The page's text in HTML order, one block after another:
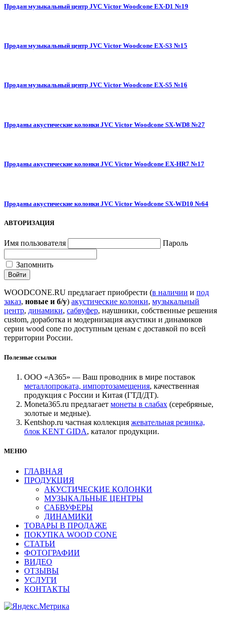
Продан музыкальный центр JVC Victor Woodcone EX-D1 №19
Продан музыкальный центр JVC Victor Woodcone EX-S3 №15
Продан музыкальный центр JVC Victor Woodcone EX-S5 №16
Проданы акустические колонки JVC Victor Woodcone SX-WD8 №27
Проданы акустические колонки JVC Victor Woodcone EX-HR7 №17
Проданы акустические колонки JVC Victor Woodcone SX-WD10 №64
АВТОРИЗАЦИЯ
Имя пользователя Пароль
Запомнить
WOODCONE.RU предлагает приобрести (в наличии и под
заказ, новые и б/у) акустические колонки, музыкальный
центр, динамики, сабвуфер, наушники, собственные решения
custom, доработка и модернизация акустики и динамиков
серии wood cone по доступным ценам с доставкой по всей
территории России.
Полезные ссылки
ООО «А365» — Ваш проводник в мире поставок
металлопроката, импортозамещения, качественная
продукция с России и Китая (ГТД/ДТ).
Moneta365.ru предлагает монеты в слабах (серебряные,
золотые и медные).
Kentshop.ru частная коллекция жевательная резинка,
блок KENT GIDA, каталог продукции.
МЕНЮ
ГЛАВНАЯ
ПРОДУКЦИЯ
АКУСТИЧЕСКИЕ КОЛОНКИ
МУЗЫКАЛЬНЫЕ ЦЕНТРЫ
САБВУФЕРЫ
ДИНАМИКИ
ТОВАРЫ В ПРОДАЖЕ
ПОКУПКА WOOD CONE
СТАТЬИ
ФОТОГРАФИИ
ВИДЕО
ОТЗЫВЫ
УСЛУГИ
КОНТАКТЫ